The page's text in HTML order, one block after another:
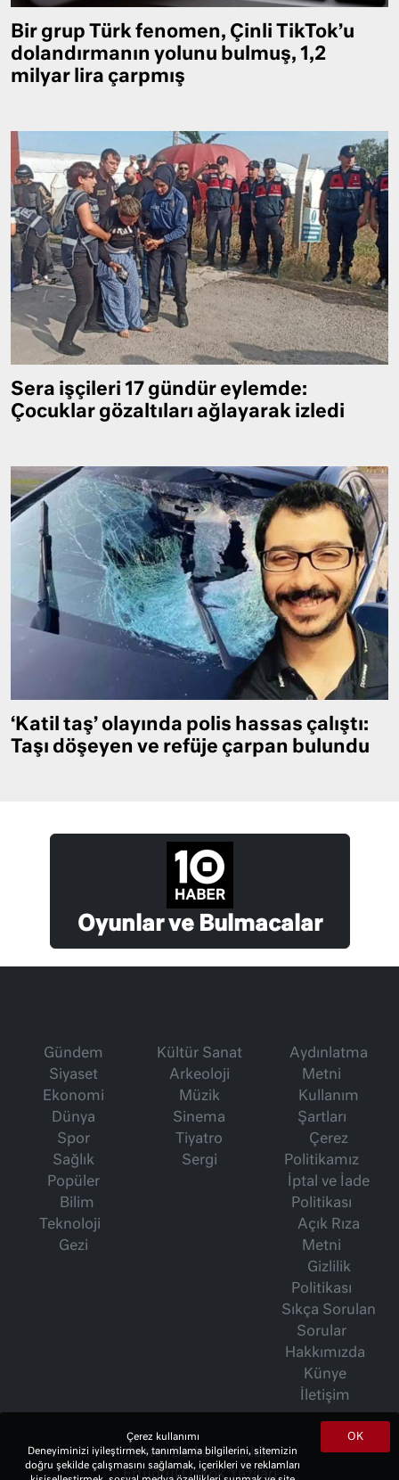
Bir grup Türk fenomen, Çinli TikTok’u
dolandırmanın yolunu bulmuş, 1,2
milyar lira çarpmış
Sera işçileri 17 gündür eylemde:
Çocuklar gözaltıları ağlayarak izledi
‘Katil taş’ olayında polis hassas çalıştı:
Taşı döşeyen ve refüje çarpan bulundu
Oyunlar ve Bulmacalar
Gündem
Siyaset
Ekonomi
Dünya
Spor
Sağlık
Popüler
Bilim
Teknoloji
Gezi
Kültür Sanat
Arkeoloji
Müzik
Sinema
Tiyatro
Sergi
Aydınlatma
Metni
Kullanım
Şartları
Çerez
Politikamız
İptal ve İade
Politikası
Açık Rıza
Metni
Gizlilik
Politikası
Sıkça Sorulan
Sorular
Hakkımızda
Künye
İletişim
İsmet Berkan Yazıları
Ertuğrul Özkök Yazıları
OK
Çerez kullanımı
Deneyiminizi iyileştirmek, tanımlama bilgilerini, sitemizin
doğru şekilde çalışmasını sağlamak, içerikleri ve reklamları